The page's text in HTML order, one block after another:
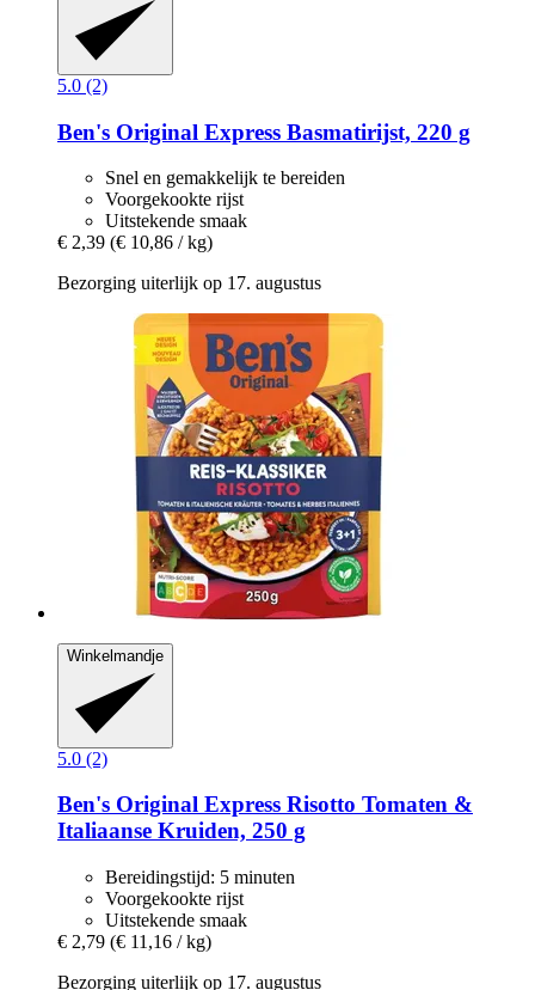
5.0 (2)
Ben's Original Express Basmatirijst, 220 g
Snel en gemakkelijk te bereiden
Voorgekookte rijst
Uitstekende smaak
€ 2,39 (€ 10,86 / kg)
Bezorging uiterlijk op 17. augustus
Winkelmandje
5.0 (2)
Ben's Original Express Risotto Tomaten &
Italiaanse Kruiden, 250 g
Bereidingstijd: 5 minuten
Voorgekookte rijst
Uitstekende smaak
€ 2,79 (€ 11,16 / kg)
Bezorging uiterlijk op 17. augustus